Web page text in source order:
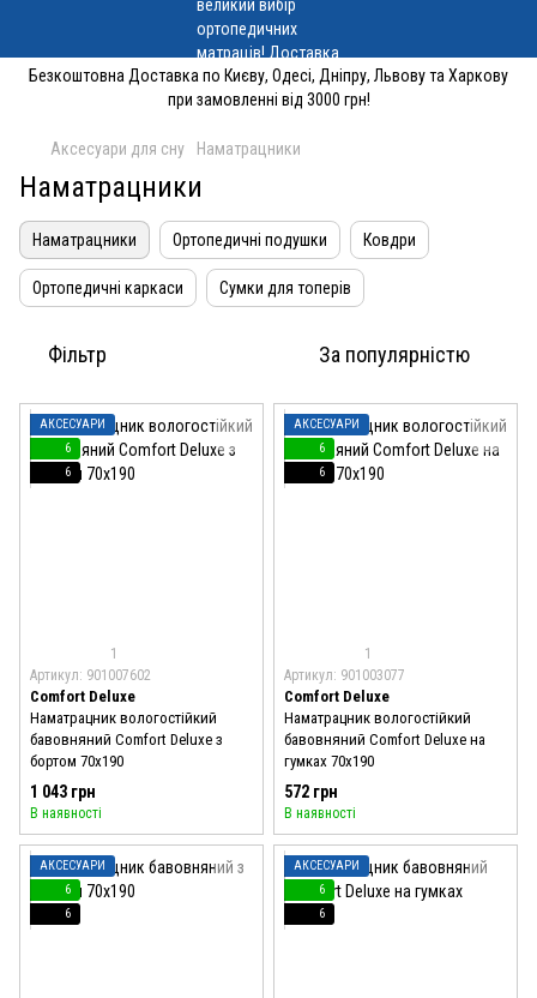
Безкоштовна Доставка по Києву, Одесі, Дніпру, Львову та Харкову
при замовленні від 3000 грн!
Аксесуари для сну Наматрацники
Наматрацники
Наматрацники Ортопедичні подушки Ковдри
Ортопедичні каркаси Сумки для топерів
Фільтр За популярністю
АКСЕСУАРИ
6
6
1
Артикул: 901007602
Comfort Deluxe
Наматрацник вологостійкий
бавовняний Comfort Deluxe з
бортом 70x190
1 043 грн
В наявності
АКСЕСУАРИ
6
6
1
Артикул: 901003077
Comfort Deluxe
Наматрацник вологостійкий
бавовняний Comfort Deluxe на
гумках 70x190
572 грн
В наявності
АКСЕСУАРИ
6
6
АКСЕСУАРИ
6
6